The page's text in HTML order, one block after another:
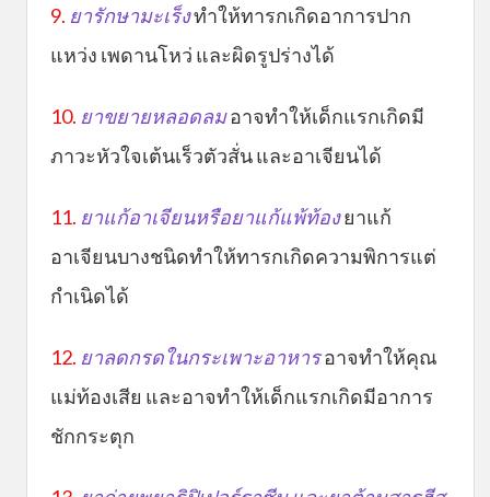
9. ยารักษามะเร็งทำให้ทารกเกิดอาการปาก
แหว่ง เพดานโหว่ และผิดรูปร่างได้
10. ยาขยายหลอดลมอาจทำให้เด็กแรกเกิดมี
ภาวะหัวใจเต้นเร็วตัวสั่น และอาเจียนได้
11. ยาแก้อาเจียนหรือยาแก้แพ้ท้องยาแก้
อาเจียนบางชนิดทำให้ทารกเกิดความพิการแต่
กำเนิดได้
12. ยาลดกรดในกระเพาะอาหารอาจทำให้คุณ
แม่ท้องเสีย และอาจทำให้เด็กแรกเกิดมีอาการ
ชักกระตุก